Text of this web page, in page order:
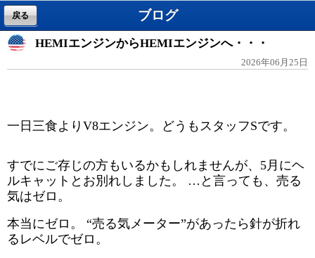
ブログ
戻る
HEMIエンジンからHEMIエンジンへ・・・
2026年06月25日
一日三食よりV8エンジン。どうもスタッフSです。
すでにご存じの方もいるかもしれませんが、5月にヘ
ルキャットとお別れしました。 …と言っても、売る
気はゼロ。
本当にゼロ。 “売る気メーター”があったら針が折れ
るレベルでゼロ。